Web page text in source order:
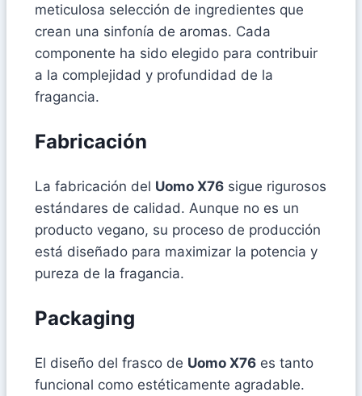
meticulosa selección de ingredientes que
crean una sinfonía de aromas. Cada
componente ha sido elegido para contribuir
a la complejidad y profundidad de la
fragancia.
Fabricación
La fabricación del Uomo X76 sigue rigurosos
estándares de calidad. Aunque no es un
producto vegano, su proceso de producción
está diseñado para maximizar la potencia y
pureza de la fragancia.
Packaging
El diseño del frasco de Uomo X76 es tanto
funcional como estéticamente agradable.